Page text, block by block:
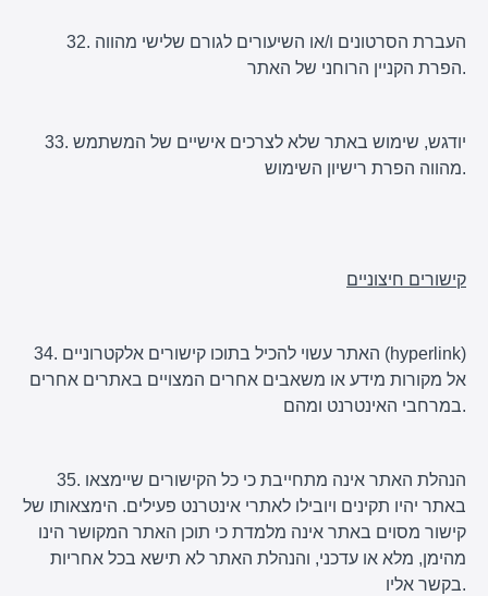
32. העברת הסרטונים ו/או השיעורים לגורם שלישי מהווה
הפרת הקניין הרוחני של האתר.
33. יודגש, שימוש באתר שלא לצרכים אישיים של המשתמש
מהווה הפרת רישיון השימוש.
קישורים חיצוניים
34. האתר עשוי להכיל בתוכו קישורים אלקטרוניים (hyperlink)
אל מקורות מידע או משאבים אחרים המצויים באתרים אחרים
במרחבי האינטרנט ומהם.
35. הנהלת האתר אינה מתחייבת כי כל הקישורים שיימצאו
באתר יהיו תקינים ויובילו לאתרי אינטרנט פעילים. הימצאותו של
קישור מסוים באתר אינה מלמדת כי תוכן האתר המקושר הינו
מהימן, מלא או עדכני, והנהלת האתר לא תישא בכל אחריות
בקשר אליו.